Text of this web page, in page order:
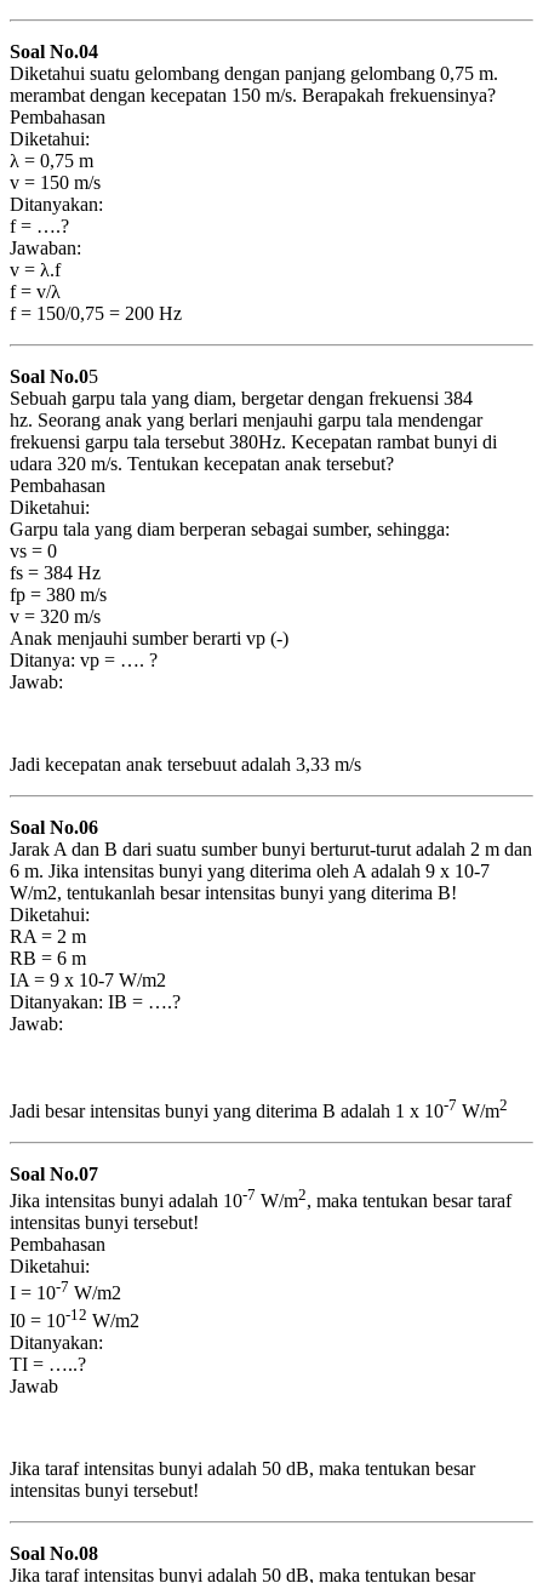
Soal No.04
Diketahui suatu gelombang dengan panjang gelombang 0,75 m.
merambat dengan kecepatan 150 m/s. Berapakah frekuensinya?
Pembahasan
Diketahui:
λ = 0,75 m
v = 150 m/s
Ditanyakan:
f = ….?
Jawaban:
v = λ.f
f = v/λ
f = 150/0,75 = 200 Hz
Soal No.05
Sebuah garpu tala yang diam, bergetar dengan frekuensi 384
hz. Seorang anak yang berlari menjauhi garpu tala mendengar
frekuensi garpu tala tersebut 380Hz. Kecepatan rambat bunyi di
udara 320 m/s. Tentukan kecepatan anak tersebut?
Pembahasan
Diketahui:
Garpu tala yang diam berperan sebagai sumber, sehingga:
vs = 0
fs = 384 Hz
fp = 380 m/s
v = 320 m/s
Anak menjauhi sumber berarti vp (-)
Ditanya: vp = …. ?
Jawab:
Jadi kecepatan anak tersebuut adalah 3,33 m/s
Soal No.06
Jarak A dan B dari suatu sumber bunyi berturut-turut adalah 2 m dan
6 m. Jika intensitas bunyi yang diterima oleh A adalah 9 x 10-7
W/m2, tentukanlah besar intensitas bunyi yang diterima B!
Diketahui:
RA = 2 m
RB = 6 m
IA = 9 x 10-7 W/m2
Ditanyakan: IB = ….?
Jawab:
Jadi besar intensitas bunyi yang diterima B adalah 1 x 10-7 W/m2
Soal No.07
Jika intensitas bunyi adalah 10-7 W/m2, maka tentukan besar taraf
intensitas bunyi tersebut!
Pembahasan
Diketahui:
I = 10-7 W/m2
I0 = 10-12 W/m2
Ditanyakan:
TI = …..?
Jawab
Jika taraf intensitas bunyi adalah 50 dB, maka tentukan besar
intensitas bunyi tersebut!
Soal No.08
Jika taraf intensitas bunyi adalah 50 dB, maka tentukan besar